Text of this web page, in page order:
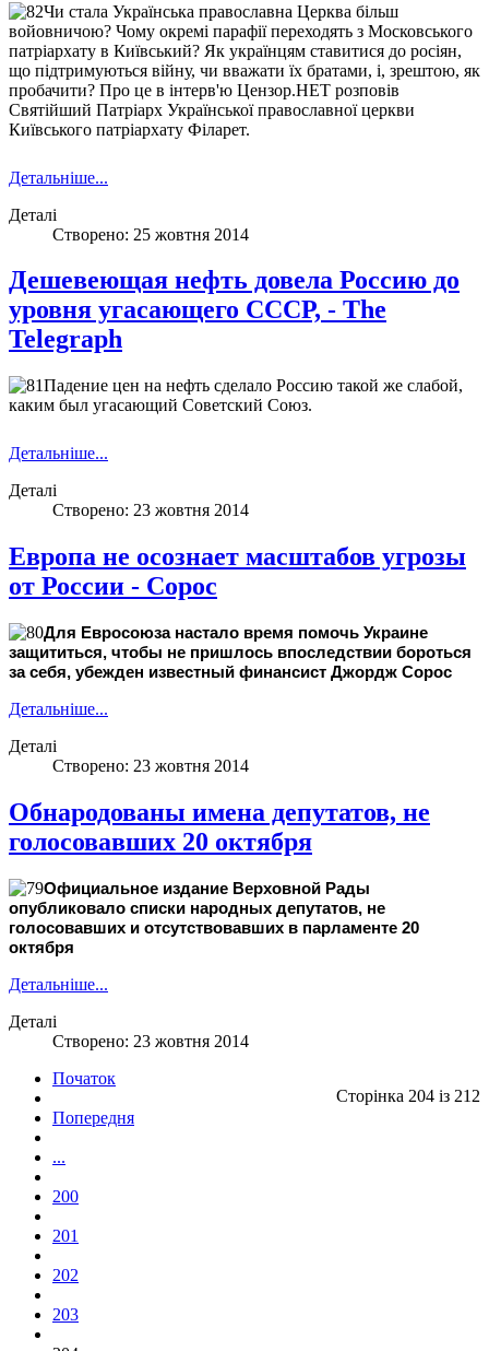
Чи стала Українська православна Церква більш
войовничою? Чому окремі парафії переходять з Московського
патріархату в Київський? Як українцям ставитися до росіян,
що підтримуються війну, чи вважати їх братами, і, зрештою, як
пробачити? Про це в інтерв'ю Цензор.НЕТ розповів
Святійший Патріарх Української православної церкви
Київського патріархату Філарет.
Источник:
Источник:
Детальніше...
Деталі
Створено: 25 жовтня 2014
Дешевеющая нефть довела Россию до
уровня угасающего СССР, - The
Telegraph
Падение цен на нефть сделало Россию такой же слабой,
каким был угасающий Советский Союз.
Источник:
Источник:
Детальніше...
Деталі
Створено: 23 жовтня 2014
Европа не осознает масштабов угрозы
от России - Сорос
Для Евросоюза настало время помочь Украине
защититься, чтобы не пришлось впоследствии бороться
за себя, убежден известный финансист Джордж Сорос
Детальніше...
Деталі
Створено: 23 жовтня 2014
Обнародованы имена депутатов, не
голосовавших 20 октября
Официальное издание Верховной Рады
опубликовало списки народных депутатов, не
голосовавших и отсутствовавших в парламенте 20
октября
Детальніше...
Деталі
Створено: 23 жовтня 2014
Сторінка 204 із 212
Початок
Попередня
...
200
201
202
203